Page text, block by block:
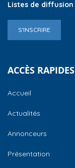
Listes de diffusion
S'INSCRIRE
ACCÈS RAPIDES
Accueil
Actualités
Annonceurs
Présentation